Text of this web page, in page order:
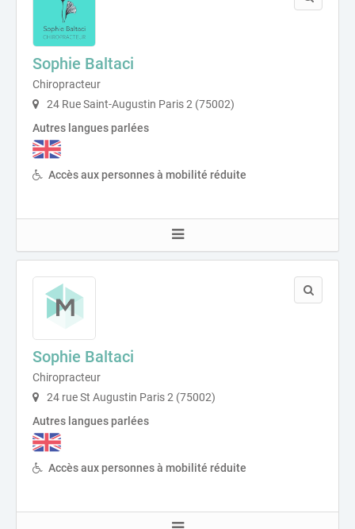
Sophie Baltaci
Chiropracteur
24 Rue Saint-Augustin Paris 2 (75002)
Autres langues parlées
Accès aux personnes à mobilité réduite
Sophie Baltaci
Chiropracteur
24 rue St Augustin Paris 2 (75002)
Autres langues parlées
Accès aux personnes à mobilité réduite